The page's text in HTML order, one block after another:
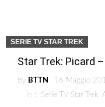
SERIE TV STAR TREK
Star Trek: Picard
By BTTN
16 Maggio
in : Serie TV Star Trek,